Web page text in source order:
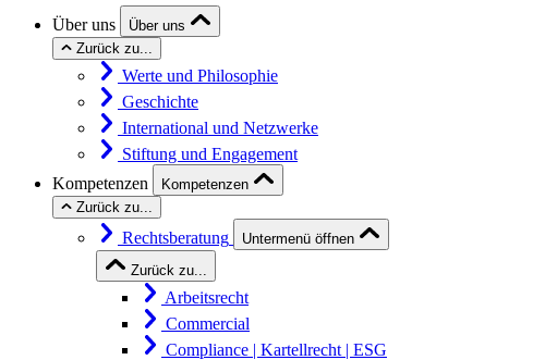
Über uns
Über uns
Zurück zu...
Werte und Philosophie
Geschichte
International und Netzwerke
Stiftung und Engagement
Kompetenzen
Kompetenzen
Zurück zu...
Rechtsberatung
Untermenü öffnen
Zurück zu...
Arbeitsrecht
Commercial
Compliance | Kartellrecht | ESG